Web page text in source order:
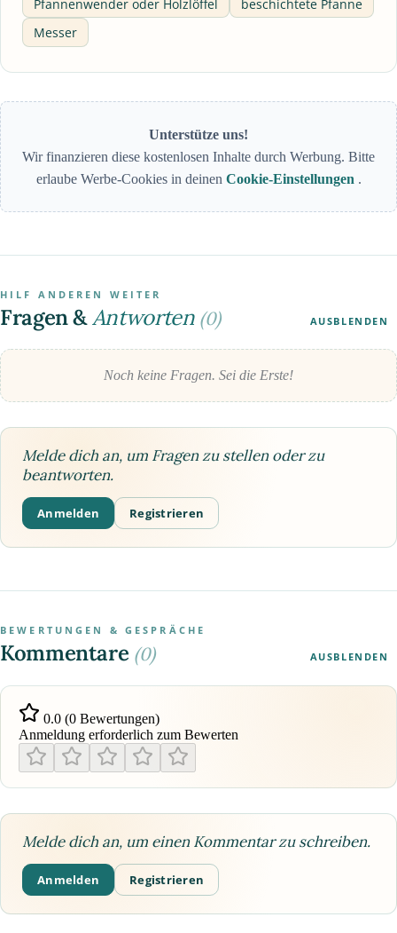
Pfannenwender oder Holzlöffel
beschichtete Pfanne
Messer
Unterstütze uns!
Wir finanzieren diese kostenlosen Inhalte durch Werbung. Bitte
erlaube Werbe-Cookies in deinen Cookie-Einstellungen .
HILF ANDEREN WEITER
Fragen &Antworten (0) AUSBLENDEN
Noch keine Fragen. Sei die Erste!
Melde dich an, um Fragen zu stellen oder zu
beantworten.
Anmelden Registrieren
BEWERTUNGEN & GESPRÄCHE
Kommentare (0) AUSBLENDEN
0.0 (0 Bewertungen)
Anmeldung erforderlich zum Bewerten
Melde dich an, um einen Kommentar zu schreiben.
Anmelden Registrieren